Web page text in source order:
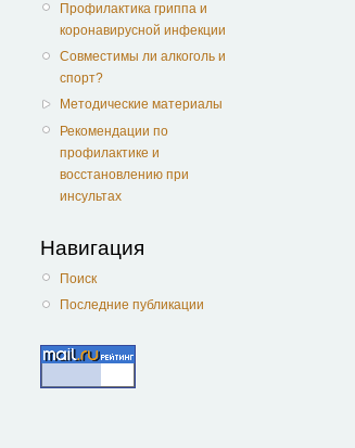
Профилактика гриппа и
коронавирусной инфекции
Совместимы ли алкоголь и
спорт?
Методические материалы
Рекомендации по
профилактике и
восстановлению при
инсультах
Навигация
Поиск
Последние публикации